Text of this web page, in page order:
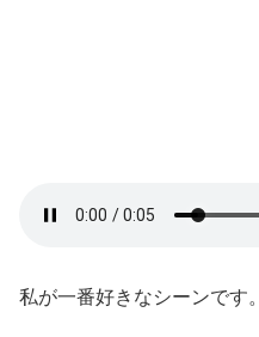
私が一番好きなシーンです。